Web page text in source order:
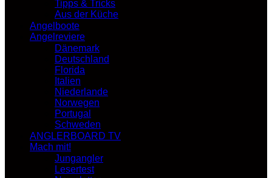
Tipps & Tricks
Aus der Küche
Angelboote
Angelreviere
Dänemark
Deutschland
Florida
Italien
Niederlande
Norwegen
Portugal
Schweden
ANGLERBOARD TV
Mach mit!
Jungangler
Lesertest